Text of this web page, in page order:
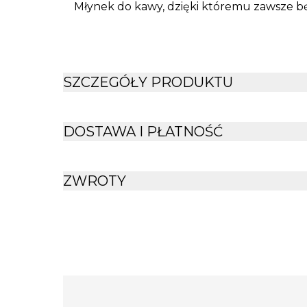
Młynek do kawy, dzięki któremu zawsze
SZCZEGÓŁY PRODUKTU
DOSTAWA I PŁATNOŚĆ
ZWROTY